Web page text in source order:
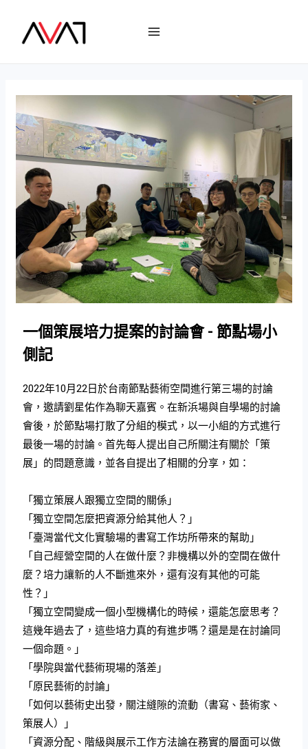
一個策展培力提案的討論會 - 節點場小
側記
2022年10月22日於台南節點藝術空間進行第三場的討論
會，邀請劉星佑作為聊天嘉賓。在新浜場與自學場的討論
會後，於節點場打散了分組的模式，以一小組的方式進行
最後一場的討論。首先每人提出自己所關注有關於「策
展」的問題意識，並各自提出了相關的分享，如：
「獨立策展人跟獨立空間的關係」
「獨立空間怎麼把資源分給其他人？」
「臺灣當代文化實驗場的書寫工作坊所帶來的幫助」
「自己經營空間的人在做什麼？非機構以外的空間在做什
麼？培力讓新的人不斷進來外，還有沒有其他的可能
性？」
「獨立空間變成一個小型機構化的時候，還能怎麼思考？
這幾年過去了，這些培力真的有進步嗎？還是是在討論同
一個命題。」
「學院與當代藝術現場的落差」
「原民藝術的討論」
「如何以藝術史出發，關注縫隙的流動（書寫、藝術家、
策展人）」
「資源分配、階級與展示工作方法論在務實的層面可以做